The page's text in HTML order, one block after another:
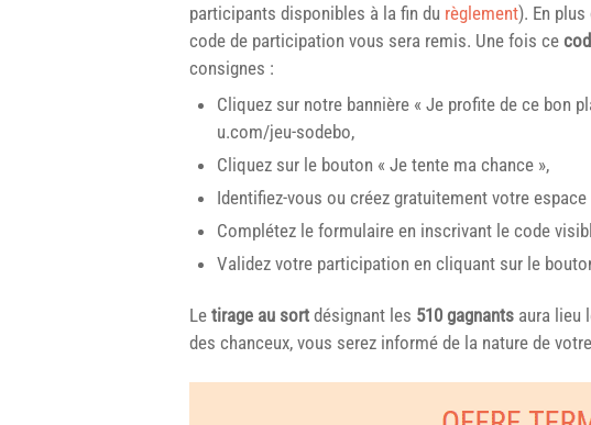
participants disponibles à la fin du règlement). En
code de participation vous sera remis. Une fois ce
consignes :
Cliquez sur notre bannière « Je profite de ce bon
u.com/jeu-sodebo,
Cliquez sur le bouton « Je tente ma chance »,
Identifiez-vous ou créez gratuitement votre espace
Complétez le formulaire en inscrivant le code
Validez votre participation en cliquant sur le
Le tirage au sort désignant les 510 gagnants aura lieu
des chanceux, vous serez informé de la nature de